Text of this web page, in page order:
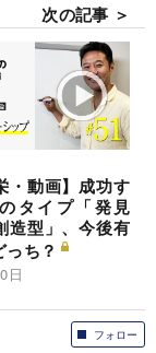
次の記事 ＞
・動画】成功す
タイプ「発見
造型」、今後有
ち？
日
フォロー